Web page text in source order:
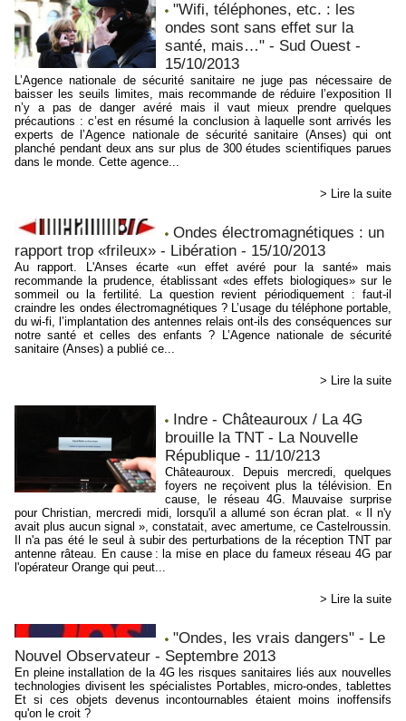
"Wifi, téléphones, etc. : les
ondes sont sans effet sur la
santé, mais…" - Sud Ouest -
15/10/2013
L’Agence nationale de sécurité sanitaire ne juge pas nécessaire de
baisser les seuils limites, mais recommande de réduire l’exposition Il
n’y a pas de danger avéré mais il vaut mieux prendre quelques
précautions : c’est en résumé la conclusion à laquelle sont arrivés les
experts de l’Agence nationale de sécurité sanitaire (Anses) qui ont
planché pendant deux ans sur plus de 300 études scientifiques parues
dans le monde. Cette agence...
> Lire la suite
Ondes électromagnétiques : un
rapport trop «frileux» - Libération - 15/10/2013
Au rapport. L'Anses écarte «un effet avéré pour la santé» mais
recommande la prudence, établissant «des effets biologiques» sur le
sommeil ou la fertilité. La question revient périodiquement : faut-il
craindre les ondes électromagnétiques ? L’usage du téléphone portable,
du wi-fi, l’implantation des antennes relais ont-ils des conséquences sur
notre santé et celles des enfants ? L’Agence nationale de sécurité
sanitaire (Anses) a publié ce...
> Lire la suite
Indre - Châteauroux / La 4G
brouille la TNT - La Nouvelle
République - 11/10/213
Châteauroux. Depuis mercredi, quelques
foyers ne reçoivent plus la télévision. En
cause, le réseau 4G. Mauvaise surprise
pour Christian, mercredi midi, lorsqu'il a allumé son écran plat. « Il n'y
avait plus aucun signal », constatait, avec amertume, ce Castelroussin.
Il n'a pas été le seul à subir des perturbations de la réception TNT par
antenne râteau. En cause : la mise en place du fameux réseau 4G par
l'opérateur Orange qui peut...
> Lire la suite
"Ondes, les vrais dangers" - Le
Nouvel Observateur - Septembre 2013
En pleine installation de la 4G les risques sanitaires liés aux nouvelles
technologies divisent les spécialistes Portables, micro-ondes, tablettes
Et si ces objets devenus incontournables étaient moins inoffensifs
qu'on le croit ?